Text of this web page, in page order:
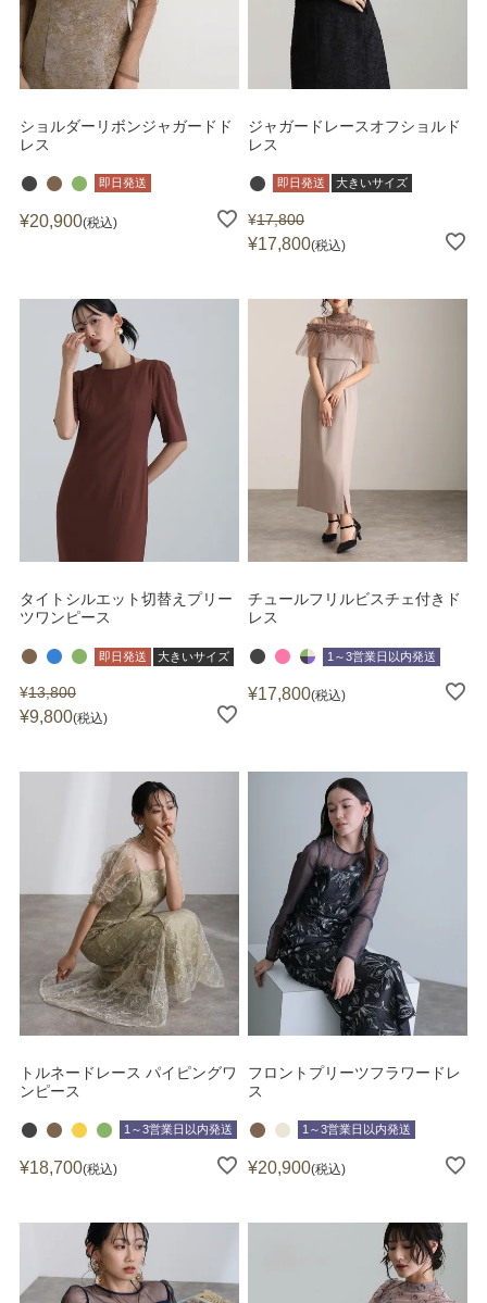
ショルダーリボンジャガードド
レス
即日発送
¥20,900 税込
ジャガードレースオフショルド
レス
即日発送 大きいサイズ
¥17,800
¥17,800 税込
タイトシルエット切替えプリー
ツワンピース
即日発送 大きいサイズ
¥13,800
¥9,800 税込
チュールフリルビスチェ付きド
レス
1～3営業日以内発送
¥17,800 税込
トルネードレース パイピングワ
ンピース
1～3営業日以内発送
¥18,700 税込
フロントプリーツフラワードレ
ス
1～3営業日以内発送
¥20,900 税込